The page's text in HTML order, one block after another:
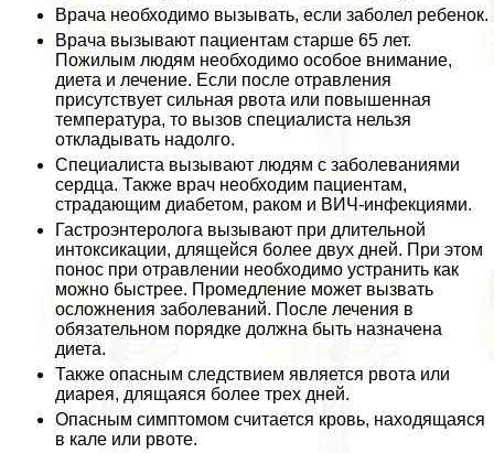
Врача необходимо вызывать, если заболел ребенок.
Врача вызывают пациентам старше 65 лет.
Пожилым людям необходимо особое внимание,
диета и лечение. Если после отравления
присутствует сильная рвота или повышенная
температура, то вызов специалиста нельзя
откладывать надолго.
Специалиста вызывают людям с заболеваниями
сердца. Также врач необходим пациентам,
страдающим диабетом, paком и ВИЧ-инфекциями.
Гастроэнтеролога вызывают при длительной
интоксикации, длящейся более двух дней. При этом
понос при отравлении необходимо устранить как
можно быстрее. Промедление может вызвать
осложнения заболеваний. После лечения в
обязательном порядке должна быть назначена
диета.
Также опасным следствием является рвота или
диарея, длящаяся более трех дней.
Опасным симптомом считается кровь, находящаяся
в кале или рвоте.